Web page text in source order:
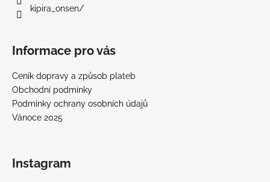
kipira_onsen/
Informace pro vás
Ceník dopravy a způsob plateb
Obchodní podmínky
Podmínky ochrany osobních údajů
Vánoce 2025
Instagram